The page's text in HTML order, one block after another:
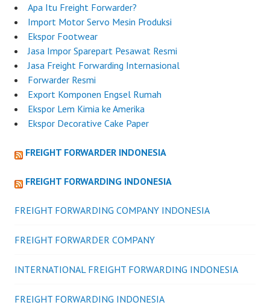
Apa Itu Freight Forwarder?
Import Motor Servo Mesin Produksi
Ekspor Footwear
Jasa Impor Sparepart Pesawat Resmi
Jasa Freight Forwarding Internasional
Forwarder Resmi
Export Komponen Engsel Rumah
Ekspor Lem Kimia ke Amerika
Ekspor Decorative Cake Paper
FREIGHT FORWARDER INDONESIA
FREIGHT FORWARDING INDONESIA
FREIGHT FORWARDING COMPANY INDONESIA
FREIGHT FORWARDER COMPANY
INTERNATIONAL FREIGHT FORWARDING INDONESIA
FREIGHT FORWARDING INDONESIA